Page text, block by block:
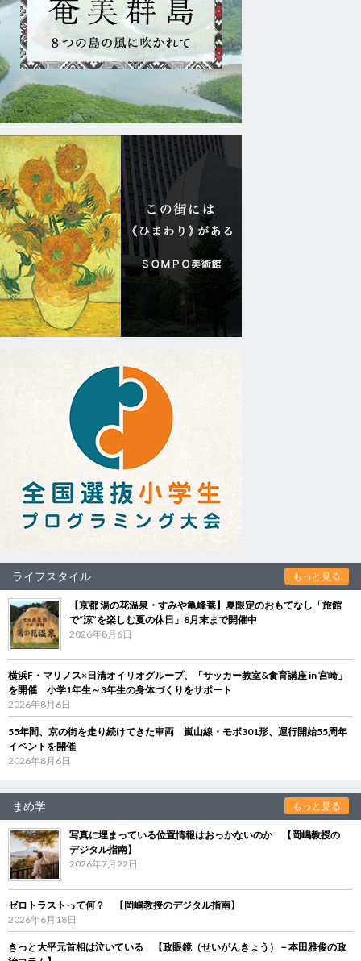
ライフスタイル もっと見る
【京都 湯の花温泉・すみや亀峰菴】夏限定のおもてなし「旅館
で“涼”を楽しむ夏の休日」8月末まで開催中
2026年8月6日
横浜F・マリノス×日清オイリオグループ、「サッカー教室&食育講座 in 宮崎」
を開催 小学1年生～3年生の身体づくりをサポート
2026年8月6日
55年間、京の街を走り続けてきた車両 嵐山線・モボ301形、運行開始55周年
イベントを開催
2026年8月6日
まめ学 もっと見る
写真に埋まっている位置情報はおっかないのか 【岡嶋教授の
デジタル指南】
2026年7月22日
ゼロトラストって何？ 【岡嶋教授のデジタル指南】
2026年6月18日
きっと大平元首相は泣いている 【政眼鏡（せいがんきょう）－本田雅俊の政